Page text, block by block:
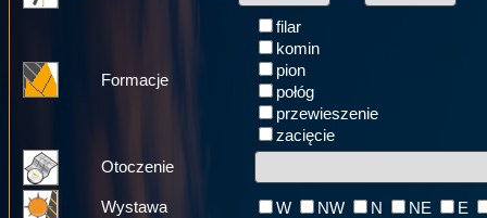
Formacje
filar
komin
pion
połóg
przewieszenie
zacięcie
Otoczenie
Wystawa W NW N NE E